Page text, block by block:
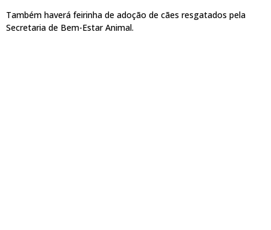
Também haverá feirinha de adoção de cães resgatados pela
Secretaria de Bem-Estar Animal.